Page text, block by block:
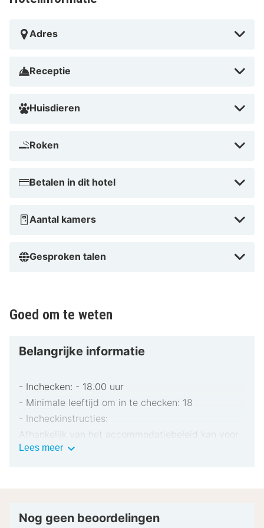
km Dybbol Kirke - 13,6 km Larsen Yacht Charter - 13,7
km De dichtsbijzijnde luchthaven is Sonderborg (SGD)
min. van Lojt Kirke. Dit hotel bij het strand ligt op 8,4
Slotskirke.
Adres
Receptie
Huisdieren
Roken
Betalen in dit hotel
Aantal kamers
Gesproken talen
Goed om te weten
Belangrijke informatie
- Inchecken: - 18.00 uur
- Minimale leeftijd om in te checken: 18
- Incheckinstructies:
Afhankelijk van het accommodatiebeleid kan voor
extra personen een toeslag in rekening worden
pinpas of borgsom in contanten te verstrekken
Lees meerBelangrijke
Nog geen beoordelingen